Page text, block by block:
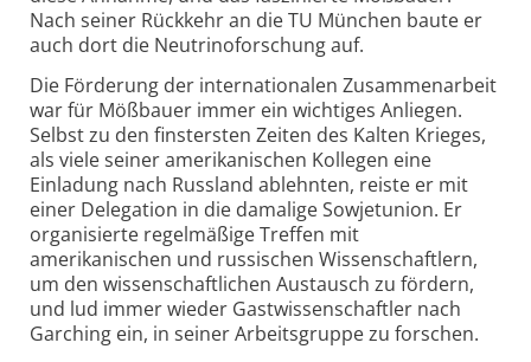
Nach seiner Rückkehr an die TU München baute er
auch dort die Neutrinoforschung auf.
Die Förderung der internationalen Zusammenarbeit
war für Mößbauer immer ein wichtiges Anliegen.
Selbst zu den finstersten Zeiten des Kalten Krieges,
als viele seiner amerikanischen Kollegen eine
Einladung nach Russland ablehnten, reiste er mit
einer Delegation in die damalige Sowjetunion. Er
organisierte regelmäßige Treffen mit
amerikanischen und russischen Wissenschaftlern,
um den wissenschaftlichen Austausch zu fördern,
und lud immer wieder Gastwissenschaftler nach
Garching ein, in seiner Arbeitsgruppe zu forschen.